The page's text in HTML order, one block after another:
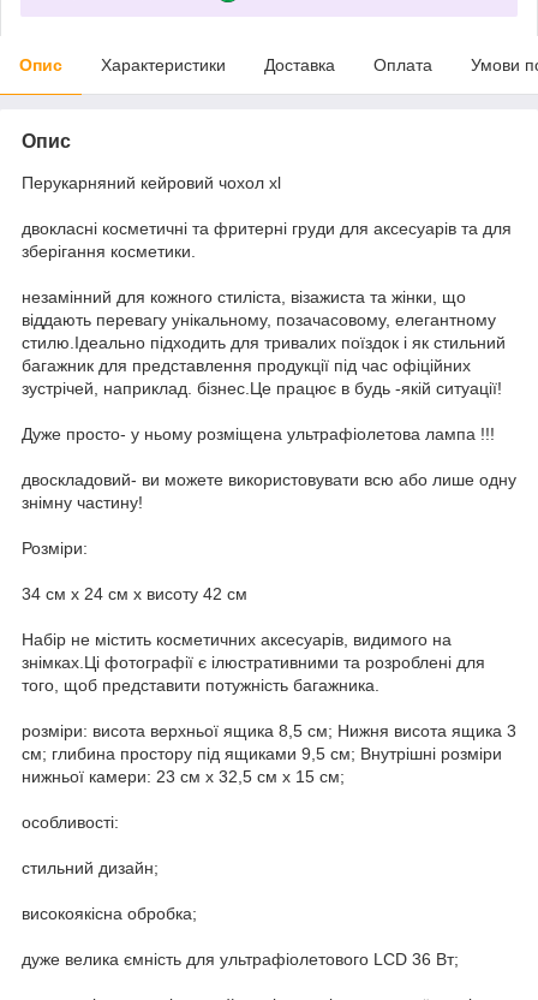
Опис Характеристики Доставка Оплата Умови
Опис
Перукарняний кейровий чохол xl
двокласні косметичні та фритерні груди для аксесуарів та для
зберігання косметики.
незамінний для кожного стиліста, візажиста та жінки, що
віддають перевагу унікальному, позачасовому, елегантному
стилю.Ідеально підходить для тривалих поїздок і як стильний
багажник для представлення продукції під час офіційних
зустрічей, наприклад. бізнес.Це працює в будь -якій ситуації!
Дуже просто- у ньому розміщена ультрафіолетова лампа !!!
двоскладовий- ви можете використовувати всю або лише одну
знімну частину!
Розміри:
34 см х 24 см х висоту 42 см
Набір не містить косметичних аксесуарів, видимого на
знімках.Ці фотографії є ілюстративними та розроблені для
того, щоб представити потужність багажника.
розміри: висота верхньої ящика 8,5 см; Нижня висота ящика 3
см; глибина простору під ящиками 9,5 см; Внутрішні розміри
нижньої камери: 23 см х 32,5 см х 15 см;
особливості:
стильний дизайн;
високоякісна обробка;
дуже велика ємність для ультрафіолетового LCD 36 Вт;